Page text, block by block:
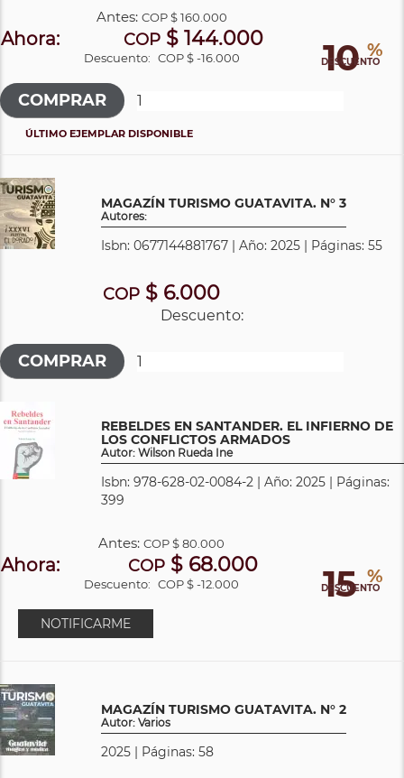
10 %
DESCUENTO
Antes: COP$ 160.000
Ahora: COP$ 144.000
Descuento: COP $ -16.000
ÚLTIMO EJEMPLAR DISPONIBLE
MAGAZÍN TURISMO GUATAVITA. N° 3
Autores:
Isbn: 0677144881767 | Año: 2025 | Páginas: 55
COP $ 6.000
Descuento:
REBELDES EN SANTANDER. EL INFIERNO DE
LOS CONFLICTOS ARMADOS
Autor: Wilson Rueda Ine
Isbn: 978-628-02-0084-2 | Año: 2025 | Páginas:
399
15 %
DESCUENTO
Antes:COP$ 80.000
Ahora: COP $ 68.000
Descuento: COP $ -12.000
NOTIFICARME
MAGAZÍN TURISMO GUATAVITA. N° 2
Autor: Varios
2025 | Páginas: 58